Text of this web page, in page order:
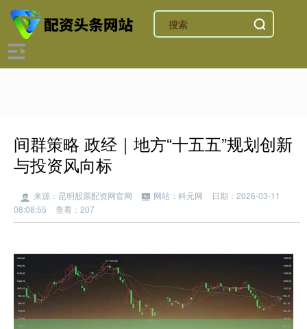
间群策略 政经｜地方“十五五”规划创新
与投资风向标
来源：昆明股票配资网官网 网站：科元网
日期：2026-03-11
08:08:55
查看：207